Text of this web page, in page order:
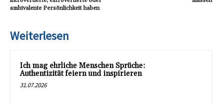
ambivalente Persönlichkeit haben
Weiterlesen
Ich mag ehrliche Menschen Sprüche:
Authentizität feiern und inspirieren
31.07.2026